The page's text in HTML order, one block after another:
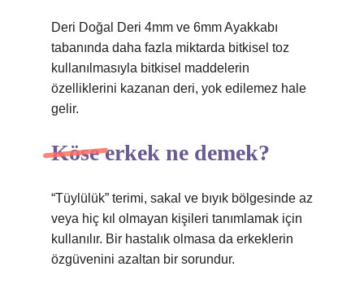
Deri Doğal Deri 4mm ve 6mm Ayakkabı
tabanında daha fazla miktarda bitkisel toz
kullanılmasıyla bitkisel maddelerin
özelliklerini kazanan deri, yok edilemez hale
gelir.
Köse erkek ne demek?
“Tüylülük” terimi, sakal ve bıyık bölgesinde az
veya hiç kıl olmayan kişileri tanımlamak için
kullanılır. Bir hastalık olmasa da erkeklerin
özgüvenini azaltan bir sorundur.